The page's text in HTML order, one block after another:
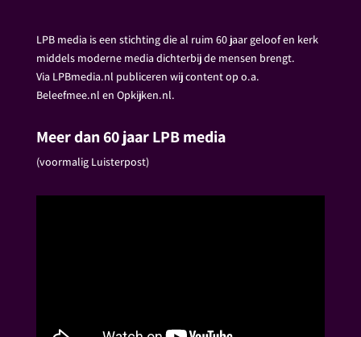
LPB media is een stichting die al ruim 60 jaar geloof en kerk
middels moderne media dichterbij de mensen brengt.
Via LPBmedia.nl publiceren wij content op o.a.
Beleefmee.nl en Opkijken.nl.
Meer dan 60 jaar LPB media
(voormalig Luisterpost)